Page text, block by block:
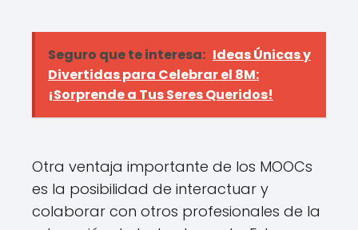
Seguro que te interesa: Ideas Únicas y
Divertidas para Celebrar el 8M:
¡Sorprende a Tus Seres Queridos!
Otra ventaja importante de los MOOCs
es la posibilidad de interactuar y
colaborar con otros profesionales de la